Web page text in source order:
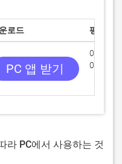
로드 평점
PC 앱 받기
0/5
0 리뷰
라 PC에서 사용하는 것